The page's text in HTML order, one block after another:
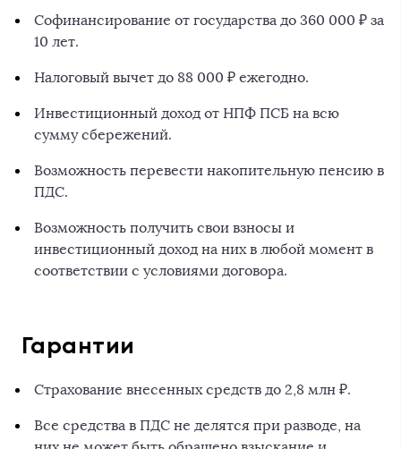
Софинансирование от государства до 360 000 ₽ за
10 лет.
Налоговый вычет до 88 000 ₽ ежегодно.
Инвестиционный доход от НПФ ПСБ на всю
сумму сбережений.
Возможность перевести накопительную пенсию в
ПДС.
Возможность получить свои взносы и
инвестиционный доход на них в любой момент в
соответствии с условиями договора.
Гарантии
Страхование внесенных средств до 2,8 млн ₽.
Все средства в ПДС не делятся при разводе, на